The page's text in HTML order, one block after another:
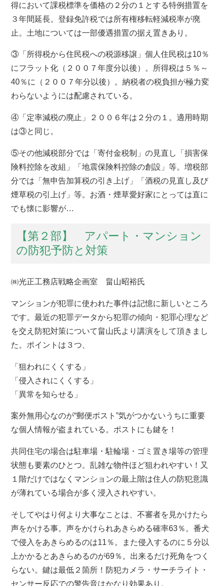
得において課税標準を価格の２分の１とする特例措置を
３年間延長。登録免許税では所有権移転軽減税率が廃
止。土地については一部優遇措置の据え置きあり。
③「所得税から住民税への税源移譲」個人住民税は10％
にフラット化（２００７年度分以後）。所得税は５％～
40％に（２００７年分以後）。納税者の税負担が極力変
わらないようには配慮されている。
④「定率減税の廃止」２００６年は２分の１。適用時期
は③と同じ。
⑤その他減税部分では「寄付金税制」の見直し「損害保
険料控除を改組」「地震保険料控除の創設」等。増税部
分では「無申告加算税の引き上げ」「酒税の見直し及び
煙草税の引上げ」等。お酒・煙草愛好家にとっては直に
でも懐に影響が…
【第２部】 アパート・マンション
の防犯予防と対策
㈱光正工務店戦略企画室 畠山昭裕氏
マンションが犯罪に使われた事件は記憶に新しいところ
です。最近の犯罪データから犯罪の傾向・犯罪心理など
を交え防犯対策について畠山氏より講演をして頂きまし
た。ポイントは３つ、
「狙われにくくする」
「侵入されにくくする」
「異常を知らせる」
案外無用心なのが“郵便ポスト”気がつかないうちに重要
な個人情報が盗まれている。ポストにも鍵を！
共同住宅の場合は駐車場・駐輪場・ゴミ置き場等の管理
状態も要素のひとつ。乱雑な物件ほど狙われやすい！又
１階だけではなくマンションの最上階は住人の防犯意識
が薄れている場合が多く浸入されやすい。
そしてやはり何より大事なことは、不審者を見かけたら
声をかける事。声をかけられあきらめる確率63％。番犬
で侵入をあきらめるのは11％。また侵入するのに５分以
上かかるとあきらめるのが69％。出来るだけ死角をつく
らない。鍵は最低２箇所！防犯カメラ・サーチライト・
センサー反応での警告音はかなり効果あり。